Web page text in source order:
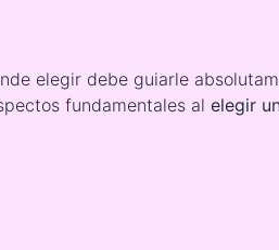
elegir debe guiarle
fundamentales al elegir